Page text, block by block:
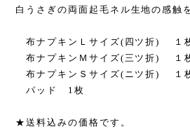
白うさぎの両面起毛ネル生地の感触
布ナプキンＬサイズ(四ツ折) １
布ナプキンＭサイズ(三ツ折) １
布ナプキンＳサイズ(ニツ折) １
パッド 1枚
★送料込みの価格です。